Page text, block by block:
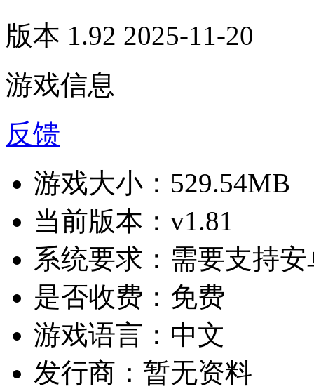
版本 1.92 2025-11-20
游戏信息
反馈
游戏大小： 529.54MB
当前版本： v1.81
系统要求： 需要支持
是否收费： 免费
游戏语言： 中文
发行商： 暂无资料